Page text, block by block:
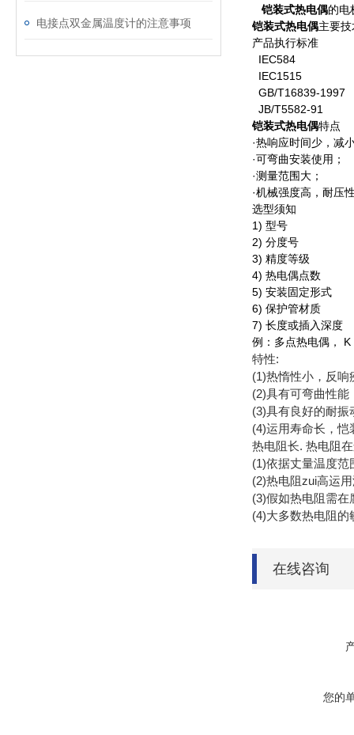
电接点双金属温度计的注意事项
铠装式热电偶的电
铠装式热电偶主要
产品执行标准
IEC584
IEC1515
GB/T16839-1997
JB/T5582-91
铠装式热电偶特点
·热响应时间少，减
·可弯曲安装使用；
·测量范围大；
·机械强度高，耐压
选型须知
1) 型号
2) 分度号
3) 精度等级
4) 热电偶点数
5) 安装固定形式
6) 保护管材质
7) 长度或插入深度
例：多点热电偶，
特性:
(1)热惰性小，反
(2)具有可弯曲性
(3)具有良好的耐
(4)运用寿命长，
热电阻长. 热电阻
(1)依据丈量温度
(2)热电阻zui高运
(3)假如热电阻需
(4)大多数热电阻
在线咨询
您的